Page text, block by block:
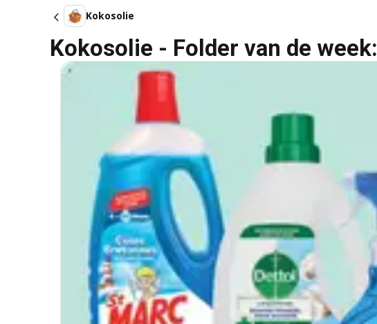
Kokosolie
Kokosolie - Folder van de week: